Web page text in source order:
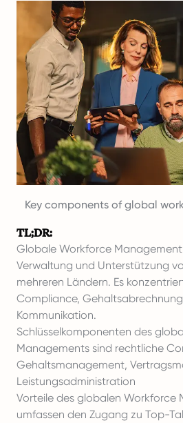
Key components of global
TL;DR:
Globale Workforce
Verwaltung und Unterstützung
mehreren Ländern. Es
Compliance,
Kommunikation.
Schlüsselkomponenten des
Managements sind rechtliche
Gehaltsmanagement,
Leistungsadministration
Vorteile des globalen Workforce
umfassen den Zugang zu Top-